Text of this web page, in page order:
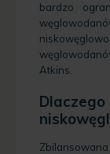
bardzo
Atkins.